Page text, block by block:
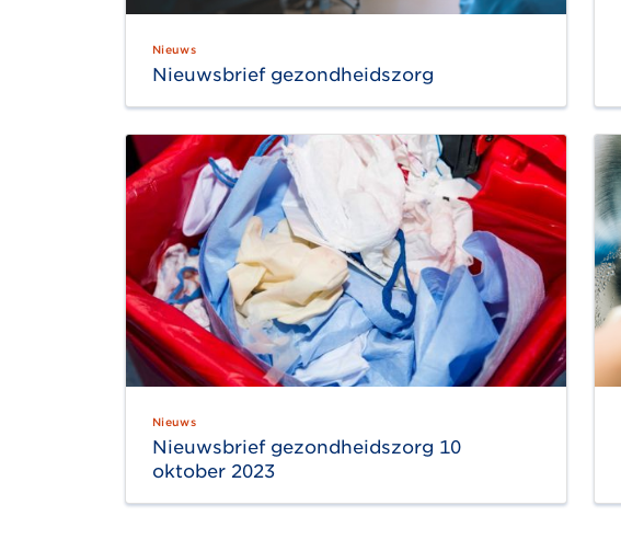
Nieuws
Nieuwsbrief gezondheidszorg
Nieuws
Nieuwsbrief gezondheidszorg 10
oktober 2023